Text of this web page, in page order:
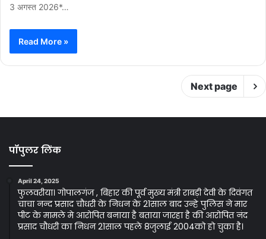
3 अगस्त 2026*…
Read More »
Next page
पॉपुलर लिंक
April 24, 2025
फुलवरीया। गोपालगंज , बिहार की पूर्व मुख्य मंत्री राबड़ी देवी के दिवंगत
चाचा नन्द प्रसाद चौधरी के निधन के 21साल बाद उन्हे पुलिस ने मार
पीट के मामले मे आरोपित बनाया है बताया जारहा है की आरोपित नंद
प्रसाद चौधरी का निधन 21साल पहले 8जुलाई 2004को हो चुका है।